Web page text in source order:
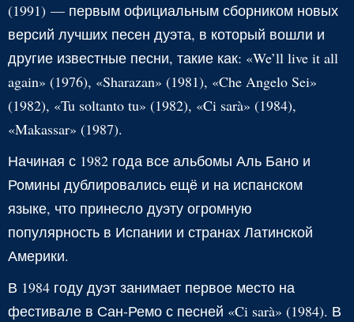
(1991) — первым официальным сборником новых
версий лучших песен дуэта, в который вошли и
другие известные песни, такие как: «We’ll live it all
again» (1976), «Sharazan» (1981), «Che Angelo Sei»
(1982), «Tu soltanto tu» (1982), «Ci sarà» (1984),
«Makassar» (1987).
Начиная с 1982 года все альбомы Аль Бано и
Ромины дублировались ещё и на испанском
языке, что принесло дуэту огромную
популярность в Испании и странах Латинской
Америки.
В 1984 году дуэт занимает первое место на
фестивале в Сан-Ремо с песней «Ci sarà» (1984). В